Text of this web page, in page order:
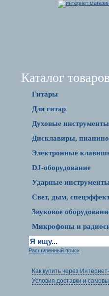
Каталог
Гитары
Для гитар
Духовые
Дисклавиры,
Электронные
DJ-оборудование
Ударные инструменты
Свет, дым,
Звуковое
Микрофоны и
Расширенный поиск
Как купить через
Условия доставки и